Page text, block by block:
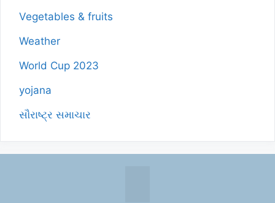
Vegetables & fruits
Weather
World Cup 2023
yojana
સૌરાષ્ટ્ર સમાચાર